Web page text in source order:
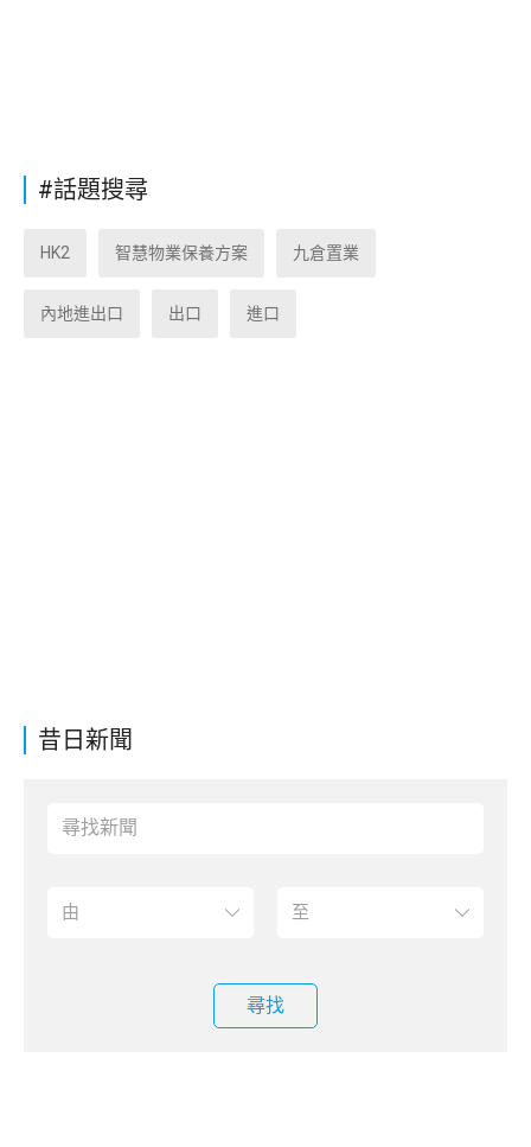
昔日新聞
尋找
#話題搜尋
HK2 智慧物業保養方案 九倉置業
內地進出口 出口 進口